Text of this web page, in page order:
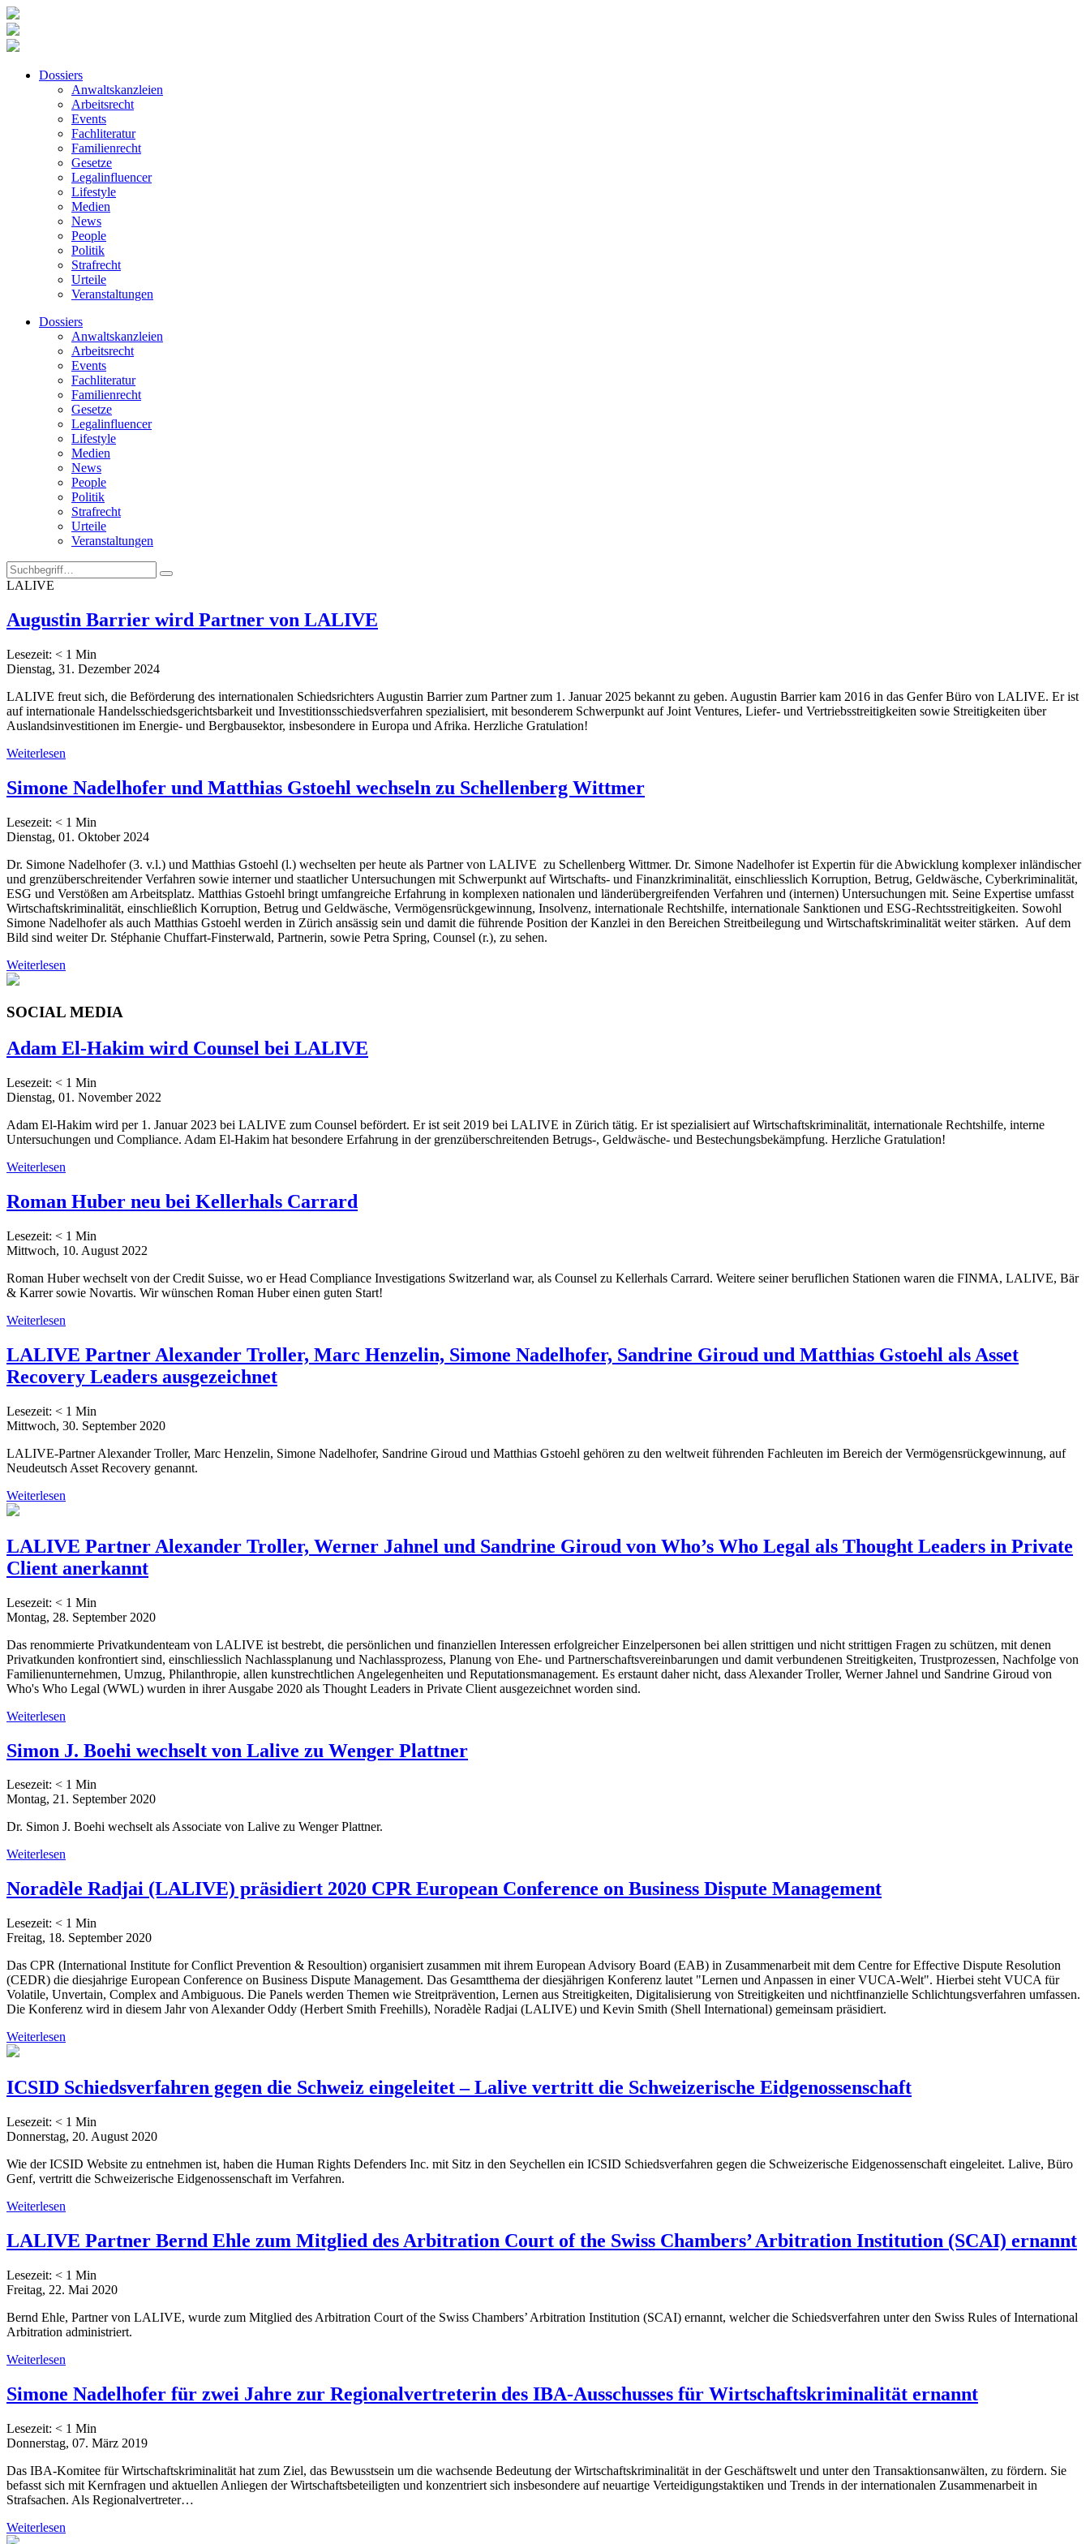
Dossiers
Anwaltskanzleien
Arbeitsrecht
Events
Fachliteratur
Familienrecht
Gesetze
Legalinfluencer
Lifestyle
Medien
News
People
Politik
Strafrecht
Urteile
Veranstaltungen
Dossiers
Anwaltskanzleien
Arbeitsrecht
Events
Fachliteratur
Familienrecht
Gesetze
Legalinfluencer
Lifestyle
Medien
News
People
Politik
Strafrecht
Urteile
Veranstaltungen
LALIVE
Augustin Barrier wird Partner von LALIVE
Lesezeit: < 1 Min
Dienstag, 31. Dezember 2024
LALIVE freut sich, die Beförderung des internationalen Schiedsrichters Augustin Barrier zum Partner zum 1. Januar 2025 bekannt zu geben. Augustin Barrier kam 2016 in das Genfer Büro von LALIVE. Er ist
auf internationale Handelsschiedsgerichtsbarkeit und Investitionsschiedsverfahren spezialisiert, mit besonderem Schwerpunkt auf Joint Ventures, Liefer- und Vertriebsstreitigkeiten sowie Streitigkeiten über
Auslandsinvestitionen im Energie- und Bergbausektor, insbesondere in Europa und Afrika. Herzliche Gratulation!
Weiterlesen
Simone Nadelhofer und Matthias Gstoehl wechseln zu Schellenberg Wittmer
Lesezeit: < 1 Min
Dienstag, 01. Oktober 2024
Dr. Simone Nadelhofer (3. v.l.) und Matthias Gstoehl (l.) wechselten per heute als Partner von LALIVE zu Schellenberg Wittmer. Dr. Simone Nadelhofer ist Expertin für die Abwicklung komplexer inländischer
und grenzüberschreitender Verfahren sowie interner und staatlicher Untersuchungen mit Schwerpunkt auf Wirtschafts- und Finanzkriminalität, einschliesslich Korruption, Betrug, Geldwäsche, Cyberkriminalität,
ESG und Verstößen am Arbeitsplatz. Matthias Gstoehl bringt umfangreiche Erfahrung in komplexen nationalen und länderübergreifenden Verfahren und (internen) Untersuchungen mit. Seine Expertise umfasst
Wirtschaftskriminalität, einschließlich Korruption, Betrug und Geldwäsche, Vermögensrückgewinnung, Insolvenz, internationale Rechtshilfe, internationale Sanktionen und ESG-Rechtsstreitigkeiten. Sowohl
Simone Nadelhofer als auch Matthias Gstoehl werden in Zürich ansässig sein und damit die führende Position der Kanzlei in den Bereichen Streitbeilegung und Wirtschaftskriminalität weiter stärken. Auf dem
Bild sind weiter Dr. Stéphanie Chuffart-Finsterwald, Partnerin, sowie Petra Spring, Counsel (r.), zu sehen.
Weiterlesen
SOCIAL MEDIA
Adam El-Hakim wird Counsel bei LALIVE
Lesezeit: < 1 Min
Dienstag, 01. November 2022
Adam El-Hakim wird per 1. Januar 2023 bei LALIVE zum Counsel befördert. Er ist seit 2019 bei LALIVE in Zürich tätig. Er ist spezialisiert auf Wirtschaftskriminalität, internationale Rechtshilfe, interne
Untersuchungen und Compliance. Adam El-Hakim hat besondere Erfahrung in der grenzüberschreitenden Betrugs-, Geldwäsche- und Bestechungsbekämpfung. Herzliche Gratulation!
Weiterlesen
Roman Huber neu bei Kellerhals Carrard
Lesezeit: < 1 Min
Mittwoch, 10. August 2022
Roman Huber wechselt von der Credit Suisse, wo er Head Compliance Investigations Switzerland war, als Counsel zu Kellerhals Carrard. Weitere seiner beruflichen Stationen waren die FINMA, LALIVE, Bär
& Karrer sowie Novartis. Wir wünschen Roman Huber einen guten Start!
Weiterlesen
LALIVE Partner Alexander Troller, Marc Henzelin, Simone Nadelhofer, Sandrine Giroud und Matthias Gstoehl als Asset
Recovery Leaders ausgezeichnet
Lesezeit: < 1 Min
Mittwoch, 30. September 2020
LALIVE-Partner Alexander Troller, Marc Henzelin, Simone Nadelhofer, Sandrine Giroud und Matthias Gstoehl gehören zu den weltweit führenden Fachleuten im Bereich der Vermögensrückgewinnung, auf
Neudeutsch Asset Recovery genannt.
Weiterlesen
LALIVE Partner Alexander Troller, Werner Jahnel und Sandrine Giroud von Who’s Who Legal als Thought Leaders in Private
Client anerkannt
Lesezeit: < 1 Min
Montag, 28. September 2020
Das renommierte Privatkundenteam von LALIVE ist bestrebt, die persönlichen und finanziellen Interessen erfolgreicher Einzelpersonen bei allen strittigen und nicht strittigen Fragen zu schützen, mit denen
Privatkunden konfrontiert sind, einschliesslich Nachlassplanung und Nachlassprozess, Planung von Ehe- und Partnerschaftsvereinbarungen und damit verbundenen Streitigkeiten, Trustprozessen, Nachfolge von
Familienunternehmen, Umzug, Philanthropie, allen kunstrechtlichen Angelegenheiten und Reputationsmanagement. Es erstaunt daher nicht, dass Alexander Troller, Werner Jahnel und Sandrine Giroud von
Who's Who Legal (WWL) wurden in ihrer Ausgabe 2020 als Thought Leaders in Private Client ausgezeichnet worden sind.
Weiterlesen
Simon J. Boehi wechselt von Lalive zu Wenger Plattner
Lesezeit: < 1 Min
Montag, 21. September 2020
Dr. Simon J. Boehi wechselt als Associate von Lalive zu Wenger Plattner.
Weiterlesen
Noradèle Radjai (LALIVE) präsidiert 2020 CPR European Conference on Business Dispute Management
Lesezeit: < 1 Min
Freitag, 18. September 2020
Das CPR (International Institute for Conflict Prevention & Resoultion) organisiert zusammen mit ihrem European Advisory Board (EAB) in Zusammenarbeit mit dem Centre for Effective Dispute Resolution
(CEDR) die diesjahrige European Conference on Business Dispute Management. Das Gesamtthema der diesjährigen Konferenz lautet "Lernen und Anpassen in einer VUCA-Welt". Hierbei steht VUCA für
Volatile, Unvertain, Complex and Ambiguous. Die Panels werden Themen wie Streitprävention, Lernen aus Streitigkeiten, Digitalisierung von Streitigkeiten und nichtfinanzielle Schlichtungsverfahren umfassen.
Die Konferenz wird in diesem Jahr von Alexander Oddy (Herbert Smith Freehills), Noradèle Radjai (LALIVE) und Kevin Smith (Shell International) gemeinsam präsidiert.
Weiterlesen
ICSID Schiedsverfahren gegen die Schweiz eingeleitet – Lalive vertritt die Schweizerische Eidgenossenschaft
Lesezeit: < 1 Min
Donnerstag, 20. August 2020
Wie der ICSID Website zu entnehmen ist, haben die Human Rights Defenders Inc. mit Sitz in den Seychellen ein ICSID Schiedsverfahren gegen die Schweizerische Eidgenossenschaft eingeleitet. Lalive, Büro
Genf, vertritt die Schweizerische Eidgenossenschaft im Verfahren.
Weiterlesen
LALIVE Partner Bernd Ehle zum Mitglied des Arbitration Court of the Swiss Chambers’ Arbitration Institution (SCAI) ernannt
Lesezeit: < 1 Min
Freitag, 22. Mai 2020
Bernd Ehle, Partner von LALIVE, wurde zum Mitglied des Arbitration Court of the Swiss Chambers’ Arbitration Institution (SCAI) ernannt, welcher die Schiedsverfahren unter den Swiss Rules of International
Arbitration administriert.
Weiterlesen
Simone Nadelhofer für zwei Jahre zur Regionalvertreterin des IBA-Ausschusses für Wirtschaftskriminalität ernannt
Lesezeit: < 1 Min
Donnerstag, 07. März 2019
Das IBA-Komitee für Wirtschaftskriminalität hat zum Ziel, das Bewusstsein um die wachsende Bedeutung der Wirtschaftskriminalität in der Geschäftswelt und unter den Transaktionsanwälten, zu fördern. Sie
befasst sich mit Kernfragen und aktuellen Anliegen der Wirtschaftsbeteiligten und konzentriert sich insbesondere auf neuartige Verteidigungstaktiken und Trends in der internationalen Zusammenarbeit in
Strafsachen. Als Regionalvertreter…
Weiterlesen